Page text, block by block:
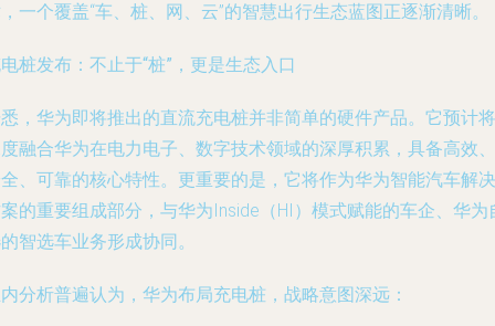
一个覆盖“车、桩、网、云”的智慧出行生态蓝图正逐渐清晰。
桩发布：不止于“桩”，更是生态入口
，华为即将推出的直流充电桩并非简单的硬件产品。它预计将
融合华为在电力电子、数字技术领域的深厚积累，具备高效、
、可靠的核心特性。更重要的是，它将作为华为智能汽车解决
的重要组成部分，与华为Inside（HI）模式赋能的车企、华为
智选车业务形成协同。
分析普遍认为，华为布局充电桩，战略意图深远：